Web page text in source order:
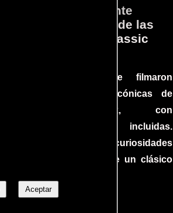
Aceptar
el
Lo que Realmente
Sucedió detrás de las
cámaras en Jurassic
Conoce cómo se filmaron
algunas escenas icónicas de
Jurassic Park, con
improvisaciones incluidas.
¡Descubre las curiosidades
detrás del rodaje de un clásico